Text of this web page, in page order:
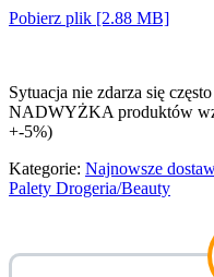
Pobierz plik [2.88 MB]
Sytuacja nie zdarza się
NADWYŻKA produktów
+-5%)
Kategorie: Najnowsze
Palety Drogeria/Beauty